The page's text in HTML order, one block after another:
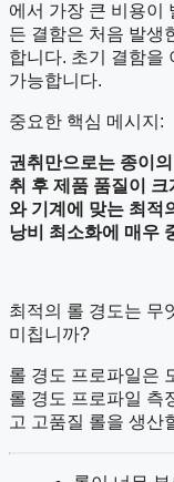
에서 가장 큰 비용이
든 결함은 처음 발생
합니다. 초기 결함을
가능합니다.
중요한 핵심 메시지:
권취만으로는 종이
취 후 제품 품질이
와 기계에 맞는 최적
낭비 최소화에 매우
최적의 롤 경도는 무
미칩니까?
롤 경도 프로파일은
롤 경도 프로파일 측
고 고품질 롤을 생산